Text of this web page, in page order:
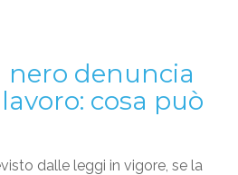
nero denuncia
cosa può
dalle leggi in vigore, se la